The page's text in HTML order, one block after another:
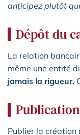
anticipez plutôt
Dépôt du
La relation
même une entité
jamais la rigueur.
Publier la création